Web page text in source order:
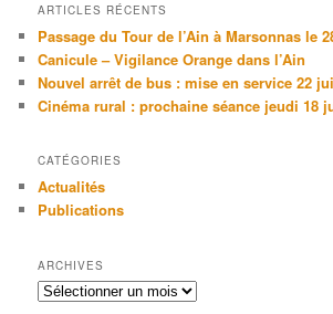
ARTICLES RÉCENTS
Passage du Tour de l’Ain à Marsonnas le
Canicule – Vigilance Orange dans l’Ain
Nouvel arrêt de bus : mise en service 22
Cinéma rural : prochaine séance jeudi 18
CATÉGORIES
Actualités
Publications
ARCHIVES
Archives